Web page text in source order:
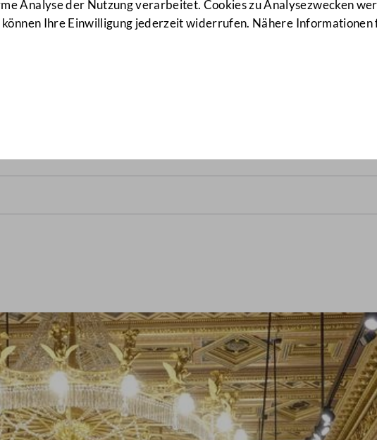
Analyse der Nutzung verarbeitet. Cookies zu Analysezwecken
Ihre Einwilligung jederzeit widerrufen. Nähere Informationen
vom 2. Juli 1985